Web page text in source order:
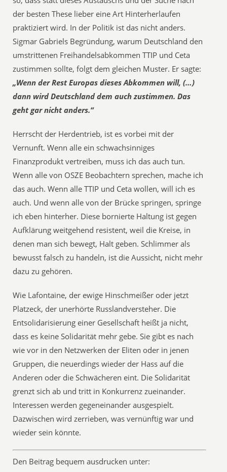
der besten These lieber eine Art Hinterherlaufen
praktiziert wird. In der Politik ist das nicht anders.
Sigmar Gabriels Begründung, warum Deutschland den
umstrittenen Freihandelsabkommen TTIP und Ceta
zustimmen sollte, folgt dem gleichen Muster. Er sagte:
„Wenn der Rest Europas dieses Abkommen will, (…)
dann wird Deutschland dem auch zustimmen. Das
geht gar nicht anders.“
Herrscht der Herdentrieb, ist es vorbei mit der
Vernunft. Wenn alle ein schwachsinniges
Finanzprodukt vertreiben, muss ich das auch tun.
Wenn alle von OSZE Beobachtern sprechen, mache ich
das auch. Wenn alle TTIP und Ceta wollen, will ich es
auch. Und wenn alle von der Brücke springen, springe
ich eben hinterher. Diese bornierte Haltung ist gegen
Aufklärung weitgehend resistent, weil die Kreise, in
denen man sich bewegt, Halt geben. Schlimmer als
bewusst falsch zu handeln, ist die Aussicht, nicht mehr
dazu zu gehören.
Wie Lafontaine, der ewige Hinschmeißer oder jetzt
Platzeck, der unerhörte Russlandversteher. Die
Entsolidarisierung einer Gesellschaft heißt ja nicht,
dass es keine Solidarität mehr gebe. Sie gibt es nach
wie vor in den Netzwerken der Eliten oder in jenen
Gruppen, die neuerdings wieder der Hass auf die
Anderen oder die Schwächeren eint. Die Solidarität
grenzt sich ab und tritt in Konkurrenz zueinander.
Interessen werden gegeneinander ausgespielt.
Dazwischen wird zerrieben, was vernünftig war und
wieder sein könnte.
Den Beitrag bequem ausdrucken unter: